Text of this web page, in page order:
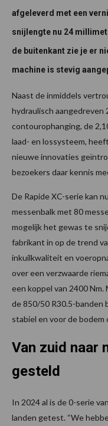
afgeleverd met een
snijlengte nu 24
de buitenkant zie je er
machine is stevig
Naast de inmiddels
hydraulisch aangedreven
contourophanging, de
laad- en lossysteem,
nieuwe innovaties
bezoekers daar kennis
De Rapide XC-serie kan
messenbalk met 80
mogelijk het gewas te
fabrikant in op de trend
inkuilkwaliteit en
over een verzwaarde
een koppel van 2400
de 850/50 R30.5-banden
stabiel en voor de bodem
Van zuid naar
gesteld
In 2024 al is de 0-serie
landen getest. “We